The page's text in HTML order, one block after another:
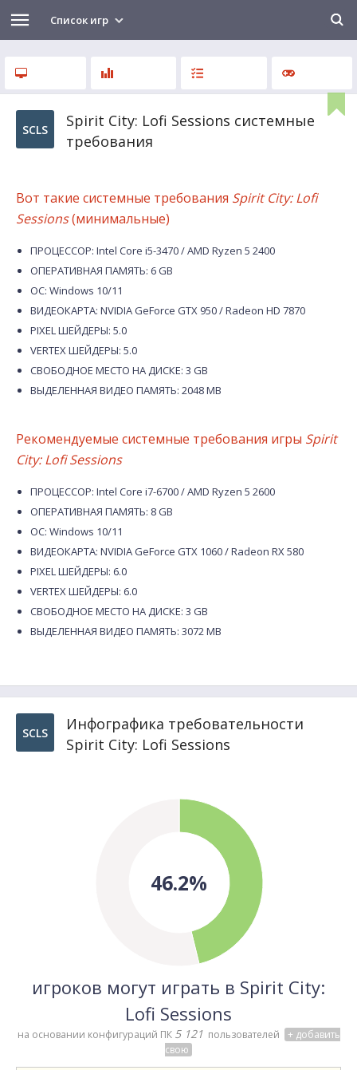
Список игр
SCLS
Spirit City: Lofi Sessions системные
требования
Вот такие системные требования Spirit City: Lofi
Sessions(минимальные)
ПРОЦЕССОР: Intel Core i5-3470 / AMD Ryzen 5 2400
ОПЕРАТИВНАЯ ПАМЯТЬ: 6 GB
ОС: Windows 10/11
ВИДЕОКАРТА: NVIDIA GeForce GTX 950 / Radeon HD 7870
PIXEL ШЕЙДЕРЫ: 5.0
VERTEX ШЕЙДЕРЫ: 5.0
СВОБОДНОЕ МЕСТО НА ДИСКЕ: 3 GB
ВЫДЕЛЕННАЯ ВИДЕО ПАМЯТЬ: 2048 MB
Рекомендуемые системные требования игры Spirit
City: Lofi Sessions
ПРОЦЕССОР: Intel Core i7-6700 / AMD Ryzen 5 2600
ОПЕРАТИВНАЯ ПАМЯТЬ: 8 GB
ОС: Windows 10/11
ВИДЕОКАРТА: NVIDIA GeForce GTX 1060 / Radeon RX 580
PIXEL ШЕЙДЕРЫ: 6.0
VERTEX ШЕЙДЕРЫ: 6.0
СВОБОДНОЕ МЕСТО НА ДИСКЕ: 3 GB
ВЫДЕЛЕННАЯ ВИДЕО ПАМЯТЬ: 3072 MB
SCLS
Инфографика требовательности
Spirit City: Lofi Sessions
46.2%
игроков могут играть в Spirit City:
Lofi Sessions
на основании конфигураций ПК 5 121 пользователей
+ добавить
свою